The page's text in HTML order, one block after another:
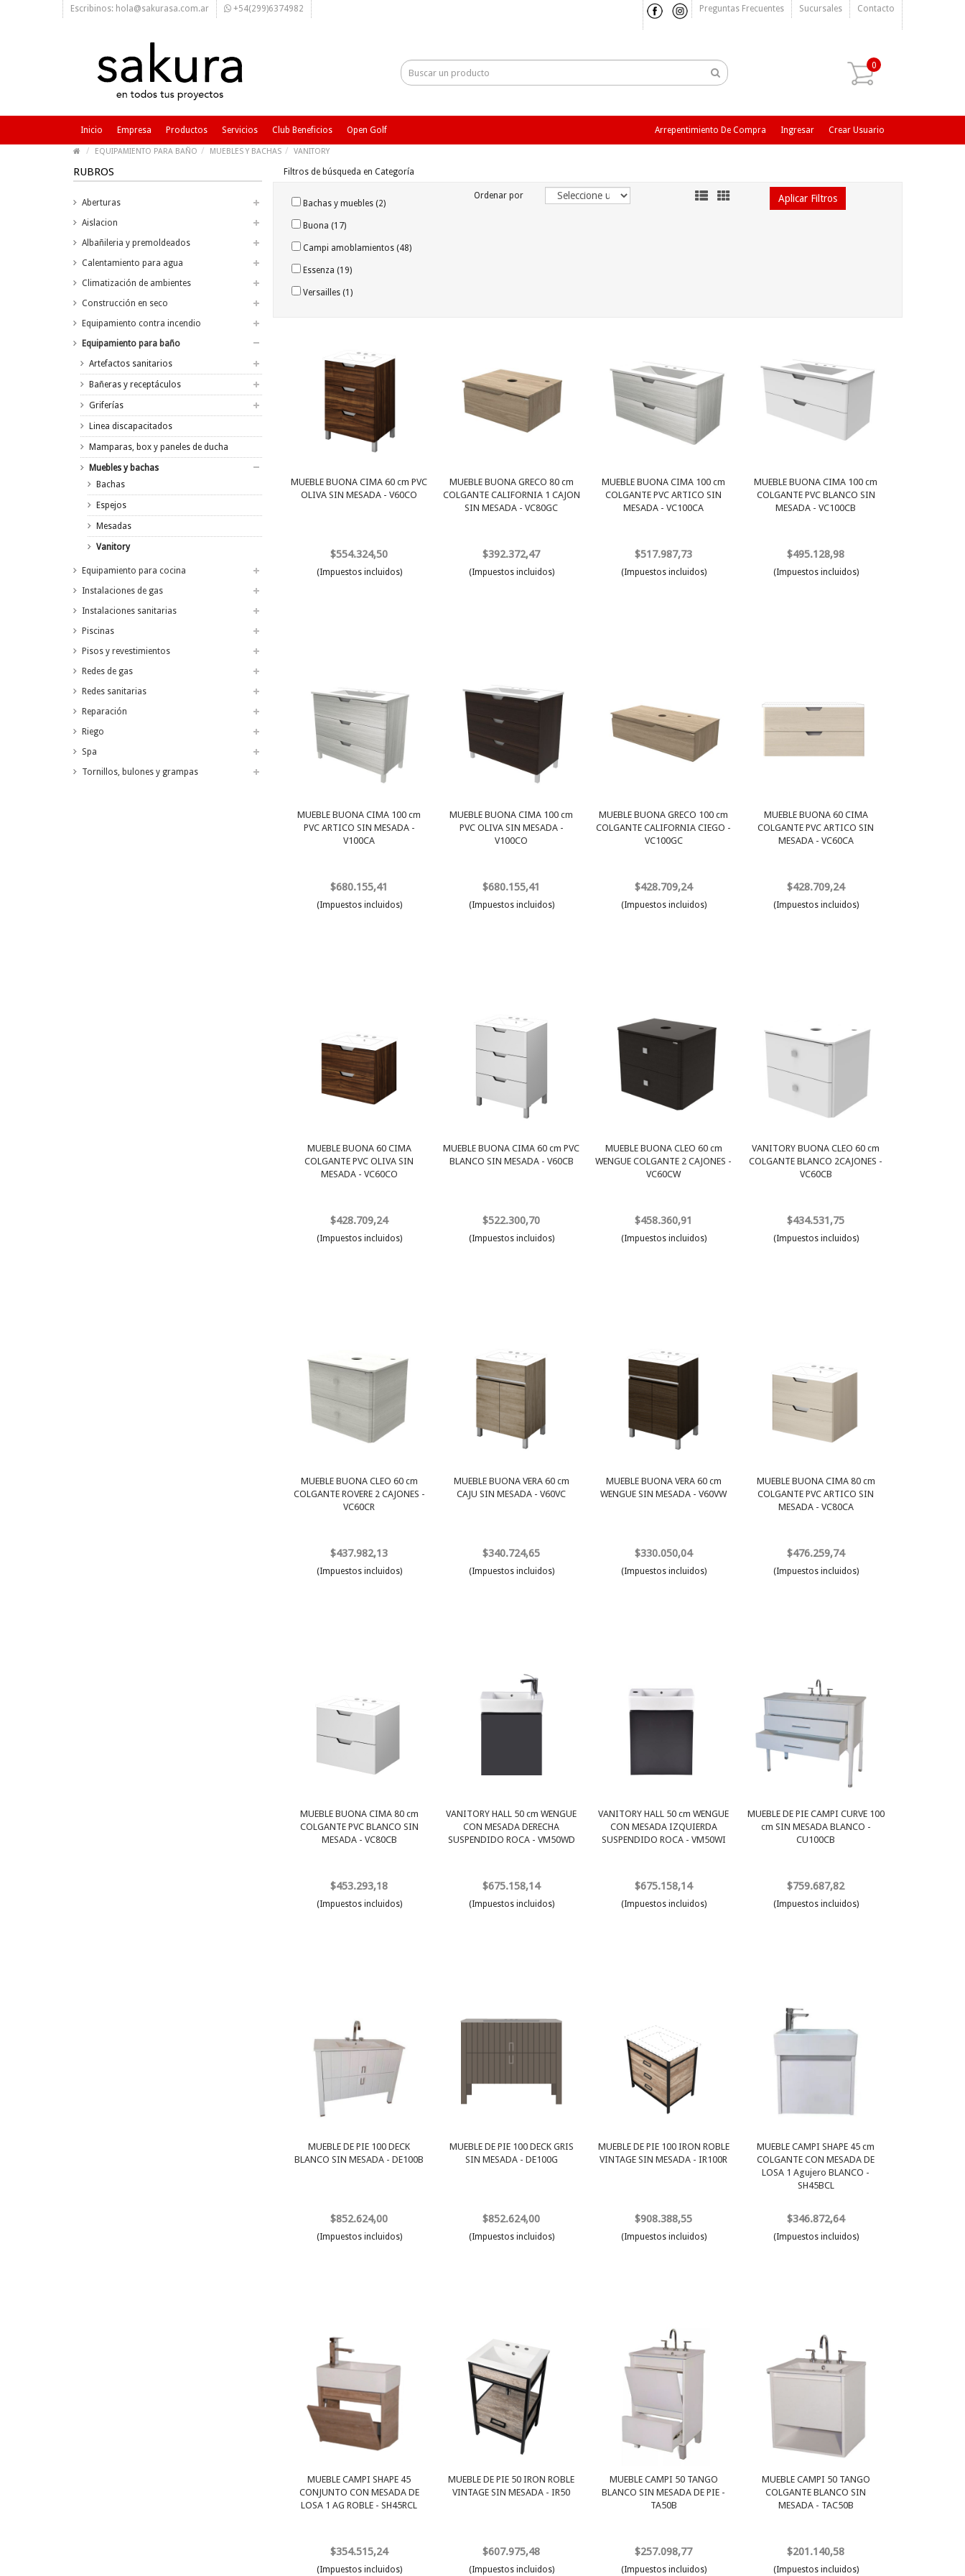
Escribinos: hola@sakurasa.com.ar +54(299)6374982 Preguntas Frecuentes Sucursales Contacto
0
Inicio Empresa Productos Servicios Club Beneficios Open Golf Crear Usuario
Ingresar
Arrepentimiento De Compra
EQUIPAMIENTO PARA BAÑO MUEBLES Y BACHAS VANITORY
RUBROS
Aberturas
Aislacion
Albañileria y premoldeados
Calentamiento para agua
Climatización de ambientes
Construcción en seco
Equipamiento contra incendio
Equipamiento para baño
Artefactos sanitarios
Bañeras y receptáculos
Griferías
Linea discapacitados
Mamparas, box y paneles de ducha
Muebles y bachas
Bachas
Espejos
Mesadas
Vanitory
Equipamiento para cocina
Instalaciones de gas
Instalaciones sanitarias
Piscinas
Pisos y revestimientos
Redes de gas
Redes sanitarias
Reparación
Riego
Spa
Tornillos, bulones y grampas
Filtros de búsqueda en Categoría
Bachas y muebles (2)
Buona (17)
Campi amoblamientos (48)
Essenza (19)
Versailles (1)
Ordenar por
MUEBLE BUONA CIMA 60 cm PVC
OLIVA SIN MESADA - V60CO
$554.324,50
(Impuestos incluidos)
MUEBLE BUONA GRECO 80 cm
COLGANTE CALIFORNIA 1 CAJON
SIN MESADA - VC80GC
$392.372,47
(Impuestos incluidos)
MUEBLE BUONA CIMA 100 cm
COLGANTE PVC ARTICO SIN
MESADA - VC100CA
$517.987,73
(Impuestos incluidos)
MUEBLE BUONA CIMA 100 cm
COLGANTE PVC BLANCO SIN
MESADA - VC100CB
$495.128,98
(Impuestos incluidos)
MUEBLE BUONA CIMA 100 cm
PVC ARTICO SIN MESADA -
V100CA
$680.155,41
(Impuestos incluidos)
MUEBLE BUONA CIMA 100 cm
PVC OLIVA SIN MESADA -
V100CO
$680.155,41
(Impuestos incluidos)
MUEBLE BUONA GRECO 100 cm
COLGANTE CALIFORNIA CIEGO -
VC100GC
$428.709,24
(Impuestos incluidos)
MUEBLE BUONA 60 CIMA
COLGANTE PVC ARTICO SIN
MESADA - VC60CA
$428.709,24
(Impuestos incluidos)
MUEBLE BUONA 60 CIMA
COLGANTE PVC OLIVA SIN
MESADA - VC60CO
$428.709,24
(Impuestos incluidos)
MUEBLE BUONA CIMA 60 cm PVC
BLANCO SIN MESADA - V60CB
$522.300,70
(Impuestos incluidos)
MUEBLE BUONA CLEO 60 cm
WENGUE COLGANTE 2 CAJONES -
VC60CW
$458.360,91
(Impuestos incluidos)
VANITORY BUONA CLEO 60 cm
COLGANTE BLANCO 2CAJONES -
VC60CB
$434.531,75
(Impuestos incluidos)
MUEBLE BUONA CLEO 60 cm
COLGANTE ROVERE 2 CAJONES -
VC60CR
$437.982,13
(Impuestos incluidos)
MUEBLE BUONA VERA 60 cm
CAJU SIN MESADA - V60VC
$340.724,65
(Impuestos incluidos)
MUEBLE BUONA VERA 60 cm
WENGUE SIN MESADA - V60VW
$330.050,04
(Impuestos incluidos)
MUEBLE BUONA CIMA 80 cm
COLGANTE PVC ARTICO SIN
MESADA - VC80CA
$476.259,74
(Impuestos incluidos)
MUEBLE BUONA CIMA 80 cm
COLGANTE PVC BLANCO SIN
MESADA - VC80CB
$453.293,18
(Impuestos incluidos)
VANITORY HALL 50 cm WENGUE
CON MESADA DERECHA
SUSPENDIDO ROCA - VM50WD
$675.158,14
(Impuestos incluidos)
VANITORY HALL 50 cm WENGUE
CON MESADA IZQUIERDA
SUSPENDIDO ROCA - VM50WI
$675.158,14
(Impuestos incluidos)
MUEBLE DE PIE CAMPI CURVE 100
cm SIN MESADA BLANCO -
CU100CB
$759.687,82
(Impuestos incluidos)
MUEBLE DE PIE 100 DECK
BLANCO SIN MESADA - DE100B
$852.624,00
(Impuestos incluidos)
MUEBLE DE PIE 100 DECK GRIS
SIN MESADA - DE100G
$852.624,00
(Impuestos incluidos)
MUEBLE DE PIE 100 IRON ROBLE
VINTAGE SIN MESADA - IR100R
$908.388,55
(Impuestos incluidos)
MUEBLE CAMPI SHAPE 45 cm
COLGANTE CON MESADA DE
LOSA 1 Agujero BLANCO -
SH45BCL
$346.872,64
(Impuestos incluidos)
MUEBLE CAMPI SHAPE 45
CONJUNTO CON MESADA DE
LOSA 1 AG ROBLE - SH45RCL
$354.515,24
(Impuestos incluidos)
MUEBLE DE PIE 50 IRON ROBLE
VINTAGE SIN MESADA - IR50
$607.975,48
(Impuestos incluidos)
MUEBLE CAMPI 50 TANGO
BLANCO SIN MESADA DE PIE -
TA50B
$257.098,77
(Impuestos incluidos)
MUEBLE CAMPI 50 TANGO
COLGANTE BLANCO SIN
MESADA - TAC50B
$201.140,58
(Impuestos incluidos)